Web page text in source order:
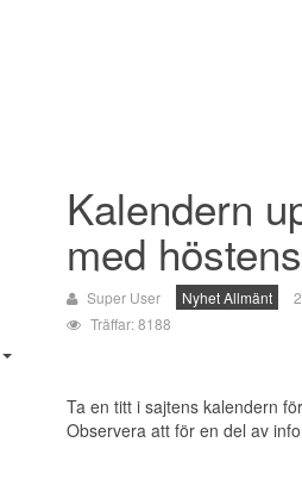
Kalendern
med
Super User Nyhet Allmänt
Träffar: 8188
Ta en titt i sajtens kalendern
Observera att för en del av